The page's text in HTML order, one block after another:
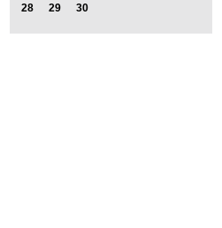
28
29 30